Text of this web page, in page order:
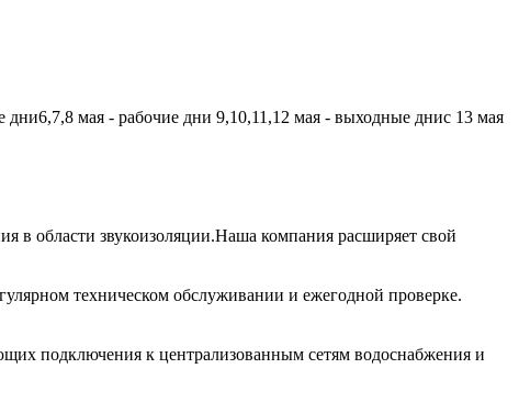
мая - рабочие дни 9,10,11,12 мая - выходные днис 13 мая
в области звукоизоляции.Наша компания расширяет свой
техническом обслуживании и ежегодной проверке.
подключения к централизованным сетям водоснабжения и